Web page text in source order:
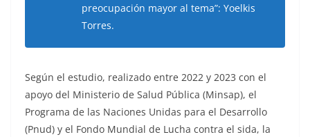
preocupación mayor al tema”: Yoelkis
Torres.
Según el estudio, realizado entre 2022 y 2023 con el
apoyo del Ministerio de Salud Pública (Minsap), el
Programa de las Naciones Unidas para el Desarrollo
(Pnud) y el Fondo Mundial de Lucha contra el sida, la